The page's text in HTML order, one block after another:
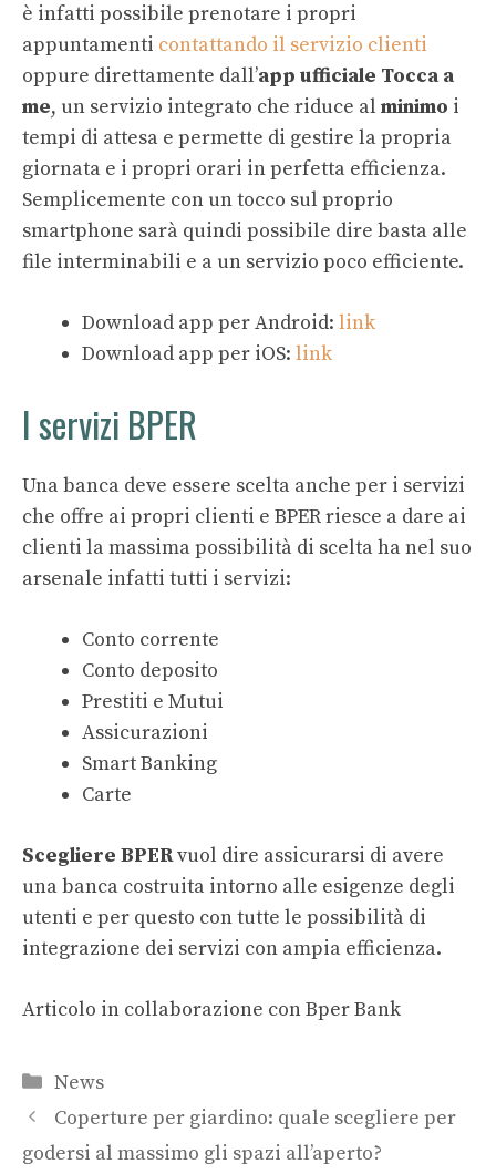
è infatti possibile prenotare i propri
appuntamenti contattando il servizio clienti
oppure direttamente dall’app ufficiale Tocca a
me, un servizio integrato che riduce al minimo i
tempi di attesa e permette di gestire la propria
giornata e i propri orari in perfetta efficienza.
Semplicemente con un tocco sul proprio
smartphone sarà quindi possibile dire basta alle
file interminabili e a un servizio poco efficiente.
Download app per Android: link
Download app per iOS: link
I servizi BPER
Una banca deve essere scelta anche per i servizi
che offre ai propri clienti e BPER riesce a dare ai
clienti la massima possibilità di scelta ha nel suo
arsenale infatti tutti i servizi:
Conto corrente
Conto deposito
Prestiti e Mutui
Assicurazioni
Smart Banking
Carte
Scegliere BPERvuol dire assicurarsi di avere
una banca costruita intorno alle esigenze degli
utenti e per questo con tutte le possibilità di
integrazione dei servizi con ampia efficienza.
Articolo in collaborazione con Bper Bank
Categorie
News
Coperture per giardino: quale scegliere per
godersi al massimo gli spazi all’aperto?